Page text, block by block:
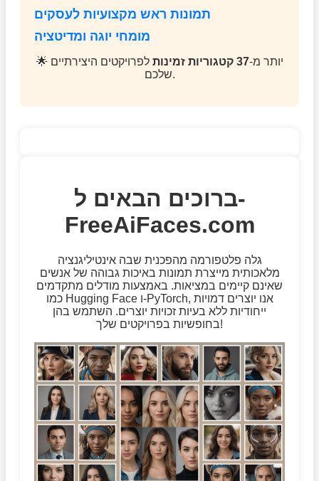
תמונות ראש מקצועיות לעסקים
מומחי יוגה ומדיטציה
🌟 יותר מ-37 קטגוריות זמינות
לפרויקטים היצירתיים
שלכם.
ברוכים הבאים ל-
FreeAiFaces.com
גלה פלטפורמה מהפכנית שבה אינטיליגנציה
מלאכותית מייצרת תמונות באיכות גבוהה של אנשים
שאינם קיימים במציאות. באמצעות מודלים מתקדמים
כמו Hugging Face ו-PyTorch, אנו יוצרים דמויות
ייחודיות ללא בעיות זכויות יוצרים. השתמש בהן
בחופשיות בפרויקטים שלך!